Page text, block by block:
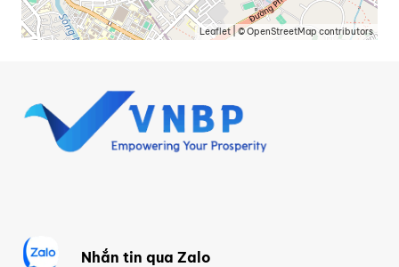
Leaflet | ©OpenStreetMap contributors
Nhắn tin qua Zalo